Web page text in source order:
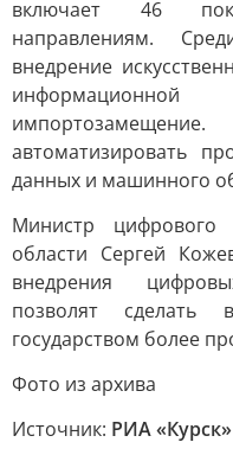
включает 46
направлениям.
внедрение
автоматизировать
данных и машинного
Министр цифрового
области Сергей
внедрения
позволят сделать
государством более
Фото из архива
Источник: РИА «Курск»